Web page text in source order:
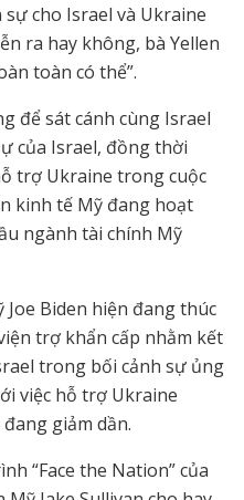
cho Israel và Ukraine
ra hay không, bà Yellen
toàn có thể”.
để sát cánh cùng Israel
của Israel, đồng thời
trợ Ukraine trong cuộc
kinh tế Mỹ đang hoạt
ngành tài chính Mỹ
Biden hiện đang thúc
trợ khẩn cấp nhằm kết
trong bối cảnh sự ủng
việc hỗ trợ Ukraine
giảm dần.
“Face the Nation” của